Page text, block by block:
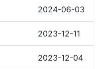
2024-06-03
2023-12-11
2023-12-04